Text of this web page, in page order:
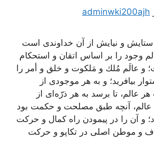
adminwki200ajh
و نیایش از آن خداوندى است
وجود را بر اساس اتقان و استحكام
و عالَم مُلك و مَلكوت و خلق و أمر را
بیافرید؛ و به هر موجودى از
عالم، تا برسد به هر ذرّه‌اى از
عالم، آنچه طبق مصلحت و حكمت بود
و آن را در پیمودن راه كمال و حركت
و موطن اصلى در تكاپو و حركت